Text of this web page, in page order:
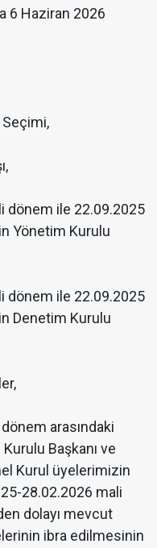
6 Haziran 2026
Seçimi,
dönem ile 22.09.2025
Yönetim Kurulu
dönem ile 22.09.2025
Denetim Kurulu
arasındaki
Başkanı ve
Kurul üyelerimizin
28.02.2026 mali
dolayı mevcut
ibra edilmesinin